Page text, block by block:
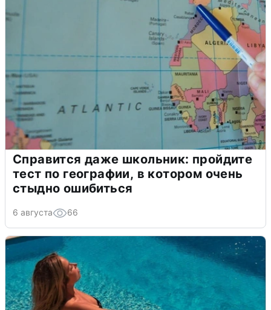
Справится даже школьник: пройдите
тест по географии, в котором очень
стыдно ошибиться
6 августа 66